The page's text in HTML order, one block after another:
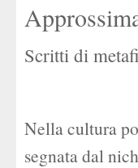
Scritti di
Nella cultura
segnata dal